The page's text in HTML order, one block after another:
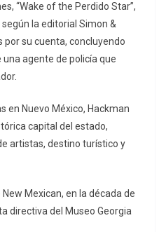
“Wake of the Perdido Star”,
la editorial Simon &
por su cuenta, concluyendo
una agente de policía que
en Nuevo México, Hackman
capital del estado,
artistas, destino turístico y
Mexican, en la década de
directiva del Museo Georgia